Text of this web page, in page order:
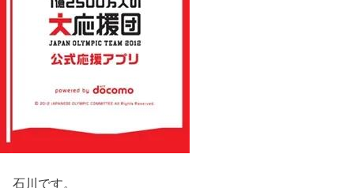
石川です。